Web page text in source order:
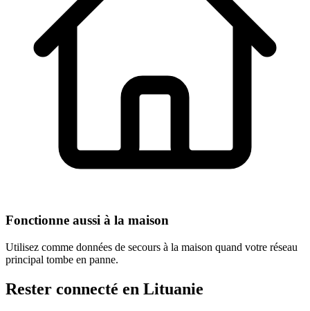
Fonctionne aussi à la maison
Utilisez comme données de secours à la maison quand votre réseau
principal tombe en panne.
Rester connecté en Lituanie